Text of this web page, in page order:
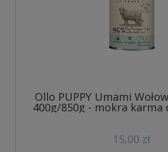
Ollo PUPPY Umami
400g/850g - mokra karma
15,00 zł